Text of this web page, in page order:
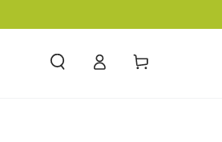
Connexion Panier